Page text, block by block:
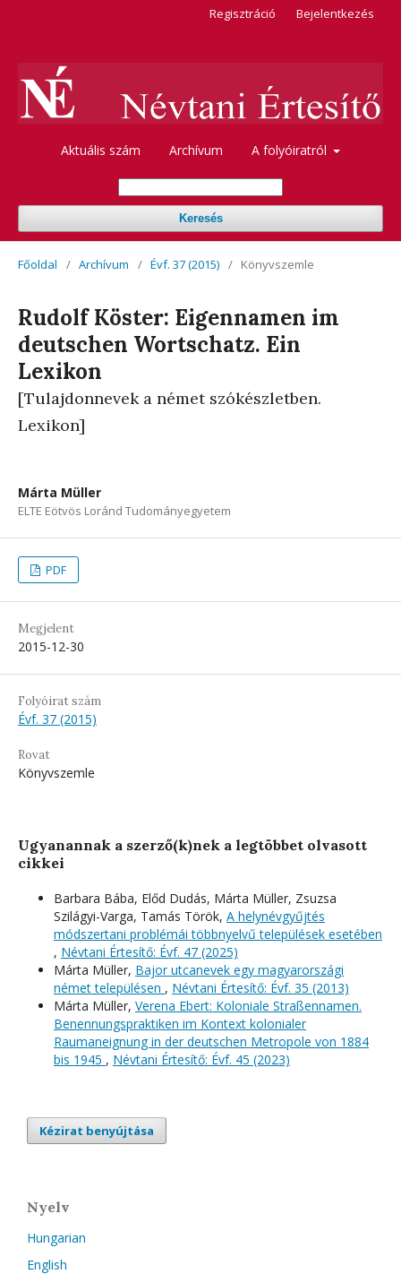
Aktuális szám Archívum A folyóiratról
Keresés
Regisztráció Bejelentkezés
Főoldal / Archívum / Évf. 37 (2015) / Könyvszemle
Rudolf Köster: Eigennamen im
deutschen Wortschatz. Ein
Lexikon
[Tulajdonnevek a német szókészletben.
Lexikon]
Márta Müller
ELTE Eötvös Loránd Tudományegyetem
PDF
Megjelent
2015-12-30
Folyóirat szám
Évf. 37 (2015)
Rovat
Könyvszemle
Ugyanannak a szerző(k)nek a legtöbbet olvasott
cikkei
Barbara Bába, Előd Dudás, Márta Müller, Zsuzsa
Szilágyi-Varga, Tamás Török, A helynévgyűjtés
módszertani problémái többnyelvű települések esetében
, Névtani Értesítő: Évf. 47 (2025)
Márta Müller, Bajor utcanevek egy magyarországi
német településen , Névtani Értesítő: Évf. 35 (2013)
Márta Müller, Verena Ebert: Koloniale Straßennamen.
Benennungspraktiken im Kontext kolonialer
Raumaneignung in der deutschen Metropole von 1884
bis 1945 , Névtani Értesítő: Évf. 45 (2023)
Kézirat benyújtása
Nyelv
Hungarian
English